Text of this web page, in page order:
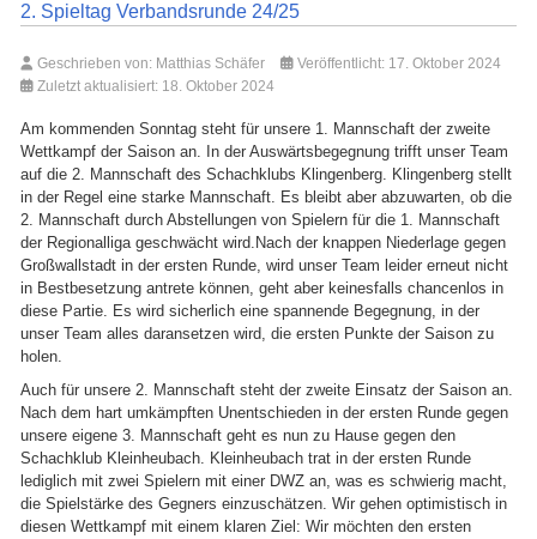
2. Spieltag Verbandsrunde 24/25
Geschrieben von: Matthias Schäfer
Veröffentlicht: 17. Oktober 2024
Zuletzt aktualisiert: 18. Oktober 2024
Am kommenden Sonntag steht für unsere 1. Mannschaft der zweite
Wettkampf der Saison an. In der Auswärtsbegegnung trifft unser Team
auf die 2. Mannschaft des Schachklubs Klingenberg. Klingenberg stellt
in der Regel eine starke Mannschaft. Es bleibt aber abzuwarten, ob die
2. Mannschaft durch Abstellungen von Spielern für die 1. Mannschaft
der Regionalliga geschwächt wird.Nach der knappen Niederlage gegen
Großwallstadt in der ersten Runde, wird unser Team leider erneut nicht
in Bestbesetzung antrete können, geht aber keinesfalls chancenlos in
diese Partie. Es wird sicherlich eine spannende Begegnung, in der
unser Team alles daransetzen wird, die ersten Punkte der Saison zu
holen.
Auch für unsere 2. Mannschaft steht der zweite Einsatz der Saison an.
Nach dem hart umkämpften Unentschieden in der ersten Runde gegen
unsere eigene 3. Mannschaft geht es nun zu Hause gegen den
Schachklub Kleinheubach. Kleinheubach trat in der ersten Runde
lediglich mit zwei Spielern mit einer DWZ an, was es schwierig macht,
die Spielstärke des Gegners einzuschätzen. Wir gehen optimistisch in
diesen Wettkampf mit einem klaren Ziel: Wir möchten den ersten